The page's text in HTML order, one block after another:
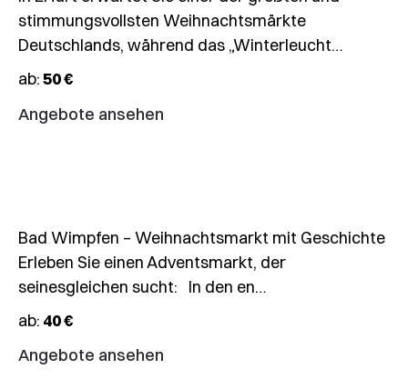
stimmungsvollsten Weihnachtsmärkte
Deutschlands, während das „Winterleucht…
ab:50 €
Angebote ansehen
–
22.12.2026
🎄
Weihnachtsmarkt
Bad Wimpfen – Weihnachtsmarkt mit Geschichte
Erleben Sie einen Adventsmarkt, der
seinesgleichen sucht: In den en…
ab: 40 €
Angebote ansehen
29.12.2026
Tages-